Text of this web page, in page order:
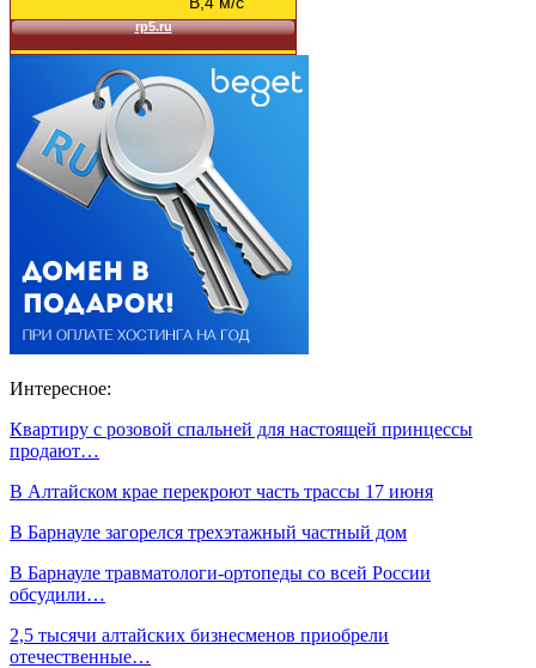
Интересное:
Квартиру с розовой спальней для настоящей принцессы
продают…
В Алтайском крае перекроют часть трассы 17 июня
В Барнауле загорелся трехэтажный частный дом
В Барнауле травматологи-ортопеды со всей России
обсудили…
2,5 тысячи алтайских бизнесменов приобрели
отечественные…